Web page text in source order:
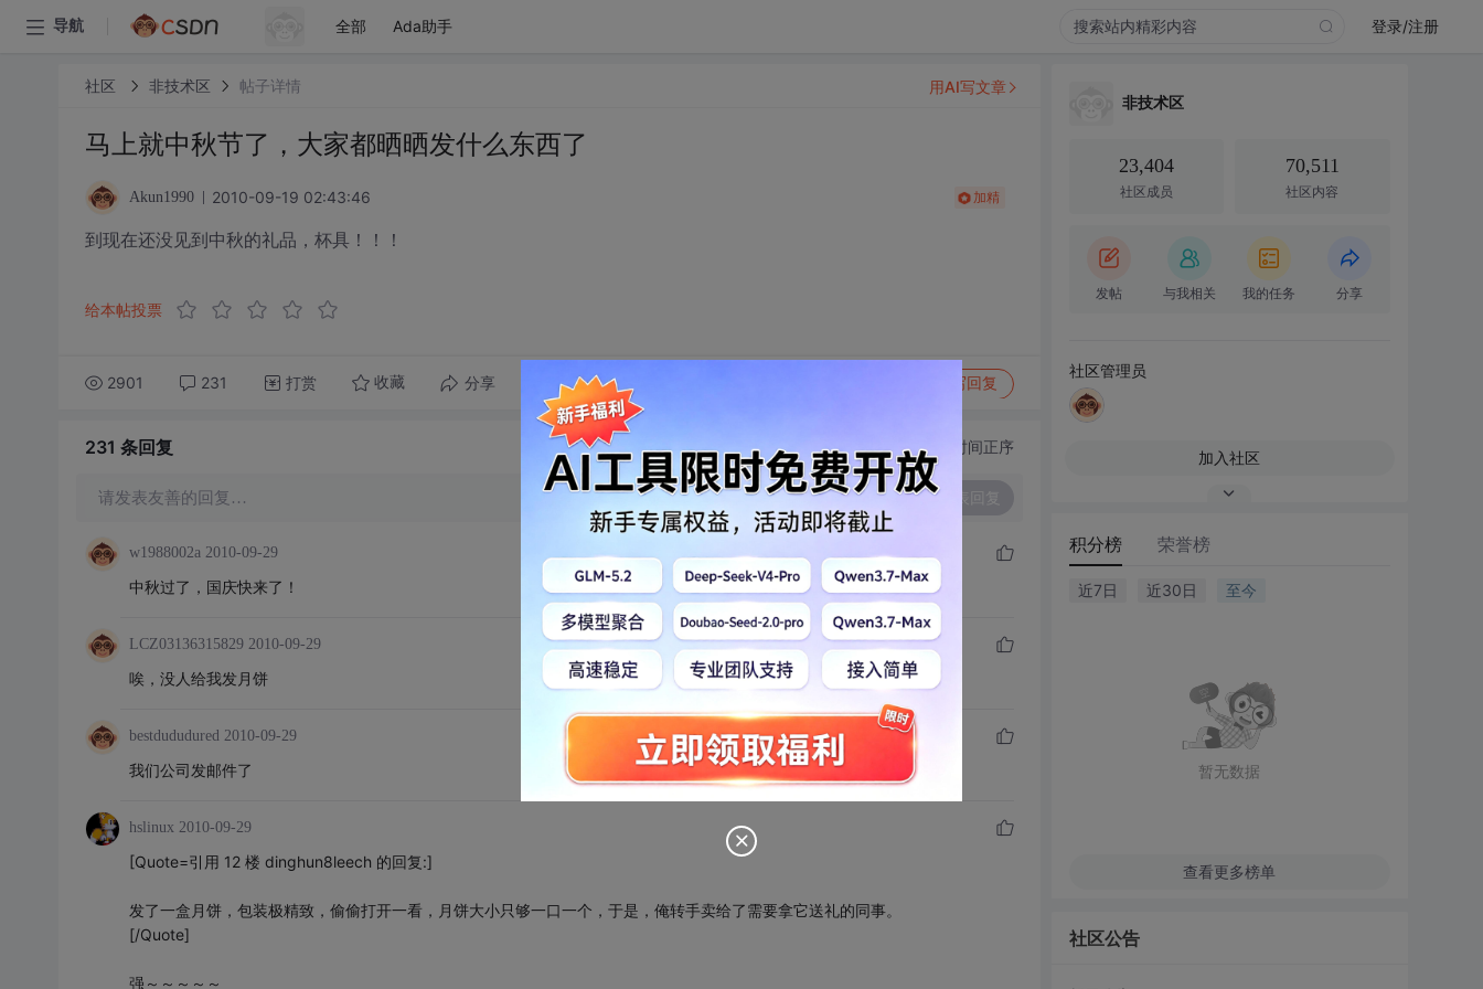
导航 全部 Ada助手 登录/注册
社区 非技术区 帖子详情
马上就中秋节了，大家都晒晒发什么东西了
Akun1990 2010-09-19 02:43:46 加精
到现在还没见到中秋的礼品，杯具！！！
给本帖投票
2901 231 打赏 收藏 分享 转发到动态 写回复
用AI写文章
231 条回复 切换为时间正序
请发表友善的回复… 发表回复
w1988002a 2010-09-29
中秋过了，国庆快来了！
LCZ03136315829 2010-09-29
唉，没人给我发月饼
bestdududured 2010-09-29
我们公司发邮件了
hslinux 2010-09-29
[Quote=引用 12 楼 dinghun8leech 的回复:]
发了一盒月饼，包装极精致，偷偷打开一看，月饼大小只够一口一个，于是，俺转手卖给了需要拿它送礼的同事。
[/Quote]
强～～～～～
非技术区
23,404
社区成员
70,511
社区内容
发帖 与我相关 我的任务 分享
社区管理员
加入社区
积分榜 荣誉榜
近7日 近30日 至今
暂无数据
查看更多榜单
社区公告